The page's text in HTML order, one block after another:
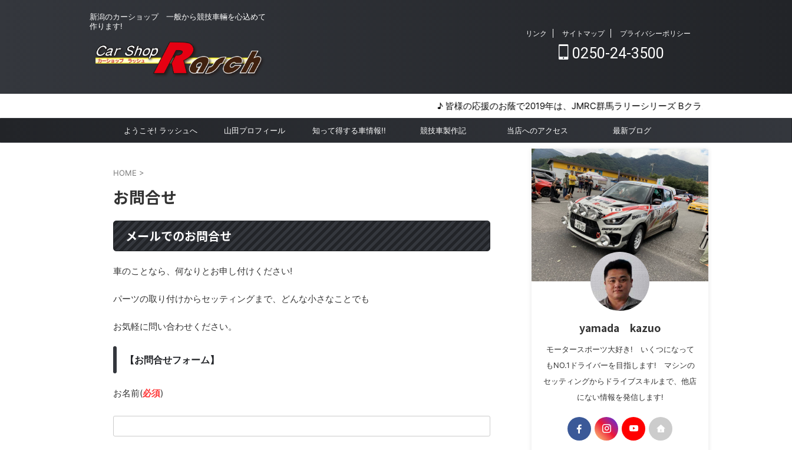
新潟のカーショップ 一般から競技車輛を心込めて
作ります!
リンク サイトマップ プライバシーポリシー
0250-24-3500
♪ 皆様の応援のお蔭で2019年は、JMRC群馬ラリーシリーズ Bクラスでシリーズ優勝しました!
ようこそ! ラッシュへ 山田プロフィール 知って得する車情報!! 競技車製作記 当店へのアクセス 最新ブログ
HOME >
お問合せ
メールでのお問合せ
車のことなら、何なりとお申し付けください!
パーツの取り付けからセッティングまで、どんな小さなことでも
お気軽に問い合わせください。
【お問合せフォーム】
お名前(必須)
yamada kazuo
モータースポーツ大好き! いくつになって
もNO.1ドライバーを目指します! マシンの
セッティングからドライブスキルまで、他店
にない情報を発信します!